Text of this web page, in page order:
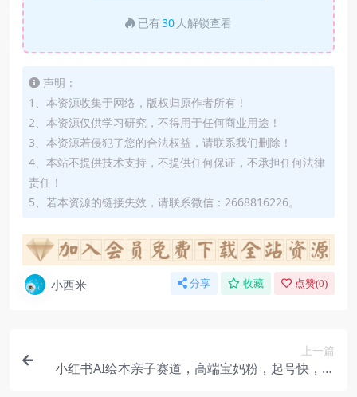
已有30 人解锁查看
声明：
1、本资源收集于网络，版权归原作者所有！
2、本资源仅供学习研究，不得用于任何商业用途！
3、本资源若侵犯了您的合法权益，请联系我们删除！
4、本站不提供技术支持，不提供任何保证，不承担任何法律
责任！
5、若本资源的链接失效，请联系微信：2668816226。
小西米 分享 收藏 点赞(0)
上一篇
小红书AI绘本亲子赛道，高端宝妈粉，起号快，五